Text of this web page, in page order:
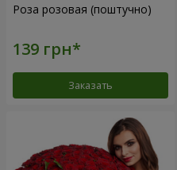
Роза розовая (поштучно)
Заказать